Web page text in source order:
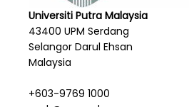
Universiti Putra Malaysia
43400 UPM Serdang
Selangor Darul Ehsan
Malaysia
+603-9769 1000